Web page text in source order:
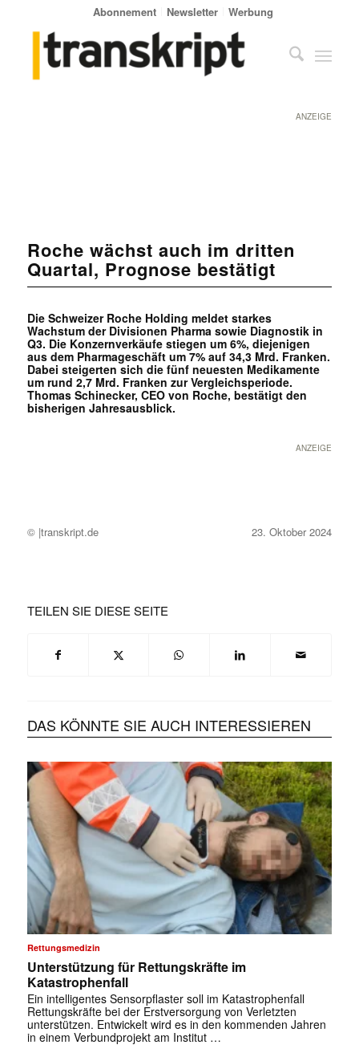
Abonnement Newsletter Werbung
ANZEIGE
Roche wächst auch im dritten
Quartal, Prognose bestätigt
Die Schweizer Roche Holding meldet starkes
Wachstum der Divisionen Pharma sowie Diagnostik in
Q3. Die Konzernverkäufe stiegen um 6%, diejenigen
aus dem Pharmageschäft um 7% auf 34,3 Mrd. Franken.
Dabei steigerten sich die fünf neuesten Medikamente
um rund 2,7 Mrd. Franken zur Vergleichsperiode.
Thomas Schinecker, CEO von Roche, bestätigt den
bisherigen Jahresausblick.
ANZEIGE
© |transkript.de 23. Oktober 2024
TEILEN SIE DIESE SEITE
DAS KÖNNTE SIE AUCH INTERESSIEREN
Rettungsmedizin
Unterstützung für Rettungskräfte im
Katastrophenfall
Ein intelligentes Sensorpflaster soll im Katastrophenfall
Rettungskräfte bei der Erstversorgung von Verletzten
unterstützen. Entwickelt wird es in den kommenden Jahren
in einem Verbundprojekt am Institut …